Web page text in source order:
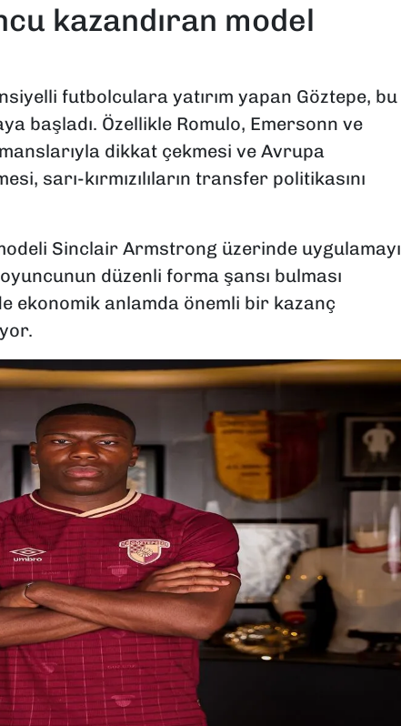
kazandıran model
futbolculara yatırım yapan Göztepe, bu
başladı. Özellikle Romulo, Emersonn ve
dikkat çekmesi ve Avrupa
sarı-kırmızılıların transfer politikasını
Sinclair Armstrong üzerinde uygulamayı
düzenli forma şansı bulması
ekonomik anlamda önemli bir kazanç